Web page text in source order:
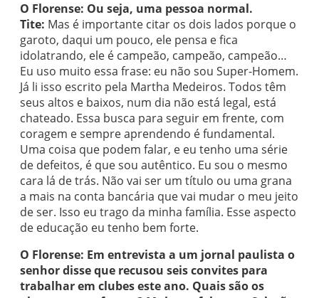
O Florense: Ou seja, uma pessoa normal.
Tite: Mas é importante citar os dois lados porque o
garoto, daqui um pouco, ele pensa e fica
idolatrando, ele é campeão, campeão, campeão…
Eu uso muito essa frase: eu não sou Super-Homem.
Já li isso escrito pela Martha Medeiros. Todos têm
seus altos e baixos, num dia não está legal, está
chateado. Essa busca para seguir em frente, com
coragem e sempre aprendendo é fundamental.
Uma coisa que podem falar, e eu tenho uma série
de defeitos, é que sou autêntico. Eu sou o mesmo
cara lá de trás. Não vai ser um título ou uma grana
a mais na conta bancária que vai mudar o meu jeito
de ser. Isso eu trago da minha família. Esse aspecto
de educação eu tenho bem forte.
O Florense: Em entrevista a um jornal paulista o
senhor disse que recusou seis convites para
trabalhar em clubes este ano. Quais são os